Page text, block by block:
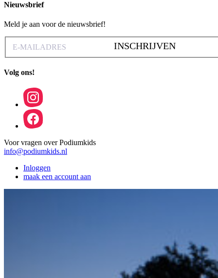
Nieuwsbrief
Meld je aan voor de nieuwsbrief!
INSCHRIJVEN
Volg ons!
Voor vragen over Podiumkids
info@podiumkids.nl
Inloggen
maak een account aan